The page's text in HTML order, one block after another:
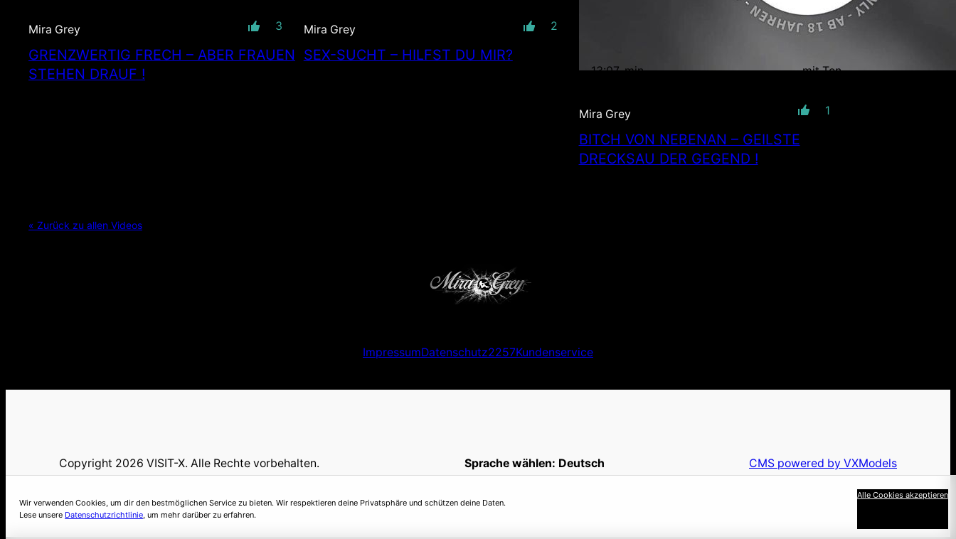
Mira Grey 3
GRENZWERTIG FRECH – ABER FRAUEN
STEHEN DRAUF !
Mira Grey 2
SEX-SUCHT – HILFST DU MIR?
13:07 min mit Ton
Mira Grey 1
BITCH VON NEBENAN – GEILSTE
DRECKSAU DER GEGEND !
« Zurück zu allen Videos
ImpressumDatenschutz2257Kundenservice
Copyright 2026 VISIT-X. Alle Rechte vorbehalten. Sprache wählen: Deutsch CMS powered by VXModels
Wir verwenden Cookies, um dir den bestmöglichen Service zu bieten. Wir respektieren deine Privatsphäre und schützen deine Daten.
Lese unsere Datenschutzrichtlinie, um mehr darüber zu erfahren.
Alle Cookies akzeptieren